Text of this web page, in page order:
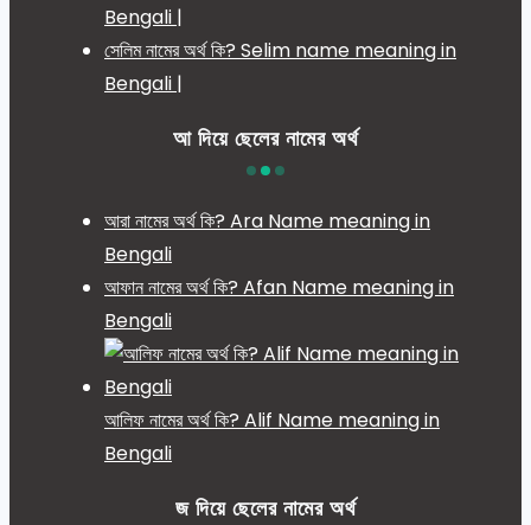
Bengali |
সেলিম নামের অর্থ কি? Selim name meaning in
Bengali |
আ দিয়ে ছেলের নামের অর্থ
আরা নামের অর্থ কি? Ara Name meaning in
Bengali
আফান নামের অর্থ কি? Afan Name meaning in
Bengali
আলিফ নামের অর্থ কি? Alif Name meaning in
Bengali
জ দিয়ে ছেলের নামের অর্থ